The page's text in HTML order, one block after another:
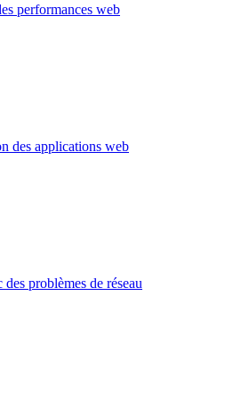
performances web
des applications web
problèmes de réseau